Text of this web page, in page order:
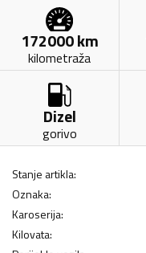
172000km
kilometraža
Dizel
gorivo
Stanje artikla:
Oznaka:
Karoserija:
Kilovata: